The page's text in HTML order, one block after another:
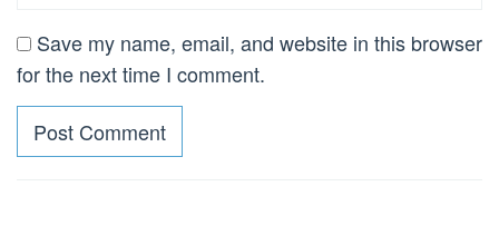
Save my name, email, and website in this browser
for the next time I comment.